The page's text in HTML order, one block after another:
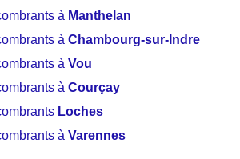
à Manthelan
àChambourg-sur-Indre
àVou
àCourçay
Loches
àVarennes